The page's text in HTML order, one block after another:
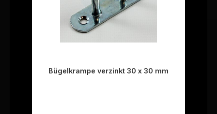
Bügelkrampe verzinkt 30 x 30 mm